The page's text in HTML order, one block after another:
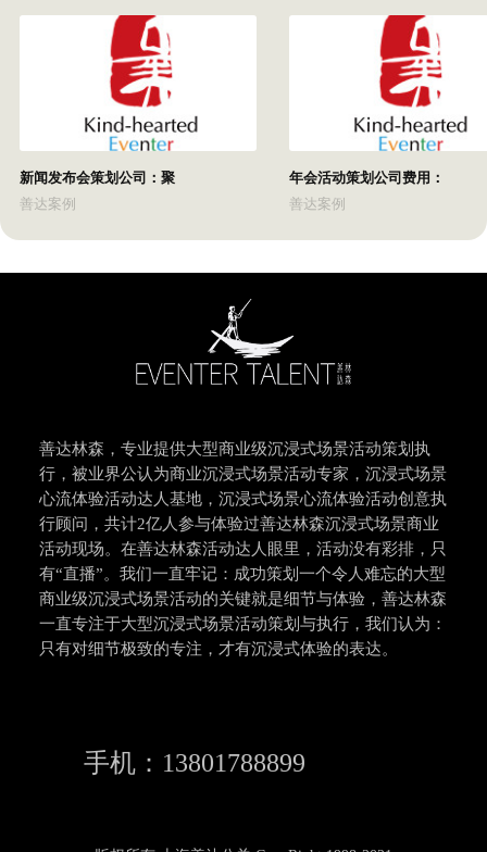
新闻发布会策划公司：聚
善达案例
年会活动策划公司费用：
善达案例
善达林森，专业提供大型商业级沉浸式场景活动策划执
行，被业界公认为商业沉浸式场景活动专家，沉浸式场景
心流体验活动达人基地，沉浸式场景心流体验活动创意执
行顾问，共计2亿人参与体验过善达林森沉浸式场景商业
活动现场。在善达林森活动达人眼里，活动没有彩排，只
有“直播”。我们一直牢记：成功策划一个令人难忘的大型
商业级沉浸式场景活动的关键就是细节与体验，善达林森
一直专注于大型沉浸式场景活动策划与执行，我们认为：
只有对细节极致的专注，才有沉浸式体验的表达。
手机：13801788899